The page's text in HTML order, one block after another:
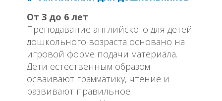
От 3 до 6 лет
Преподавание английского для детей
дошкольного возраста основано на
игровой форме подачи материала.
Дети естественным образом
осваивают грамматику, чтение и
развивают правильное